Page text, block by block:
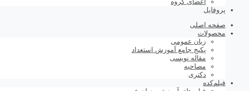
اعضای گروه
پروفایل
صفحه اصلی
محصولات
زبان عمومی
پکیج جامع آموزش استعداد
مقاله نویسی
مصاحبه
دکتری
فیلم‌کده